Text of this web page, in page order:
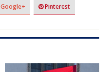
Google+ Pinterest